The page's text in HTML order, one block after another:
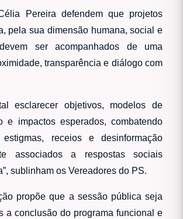
Pereira defendem que projetos
pela sua dimensão humana, social e
ser acompanhados de uma
transparência e diálogo com
esclarecer objetivos, modelos de
e impactos esperados, combatendo
estigmas, receios e desinformação
associados a respostas sociais
sublinham os Vereadores do PS.
propõe que a sessão pública seja
a conclusão do programa funcional e